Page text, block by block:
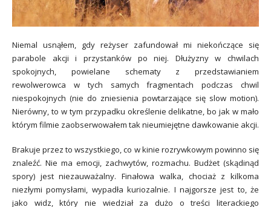
Niemal usnąłem, gdy reżyser zafundował mi niekończące się
parabole akcji i przystanków po niej. Dłużyzny w chwilach
spokojnych, powielane schematy z przedstawianiem
rewolwerowca w tych samych fragmentach podczas chwil
niespokojnych (nie do zniesienia powtarzające się slow motion).
Nierówny, to w tym przypadku określenie delikatne, bo jak w mało
którym filmie zaobserwowałem tak nieumiejętne dawkowanie akcji.
Brakuje przez to wszystkiego, co w kinie rozrywkowym powinno się
znaleźć. Nie ma emocji, zachwytów, rozmachu. Budżet (skądinąd
spory) jest niezauważalny. Finałowa walka, chociaż z kilkoma
niezłymi pomysłami, wypadła kuriozalnie. I najgorsze jest to, że
jako widz, który nie wiedział za dużo o treści literackiego